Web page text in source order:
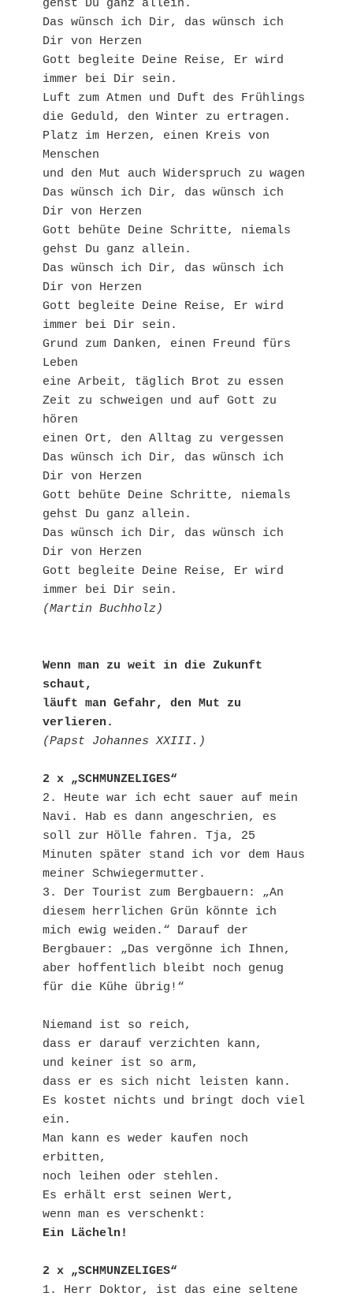
gehst Du ganz allein.
Das wünsch ich Dir, das wünsch ich
Dir von Herzen
Gott begleite Deine Reise, Er wird
immer bei Dir sein.
Luft zum Atmen und Duft des Frühlings
die Geduld, den Winter zu ertragen.
Platz im Herzen, einen Kreis von
Menschen
und den Mut auch Widerspruch zu wagen
Das wünsch ich Dir, das wünsch ich
Dir von Herzen
Gott behüte Deine Schritte, niemals
gehst Du ganz allein.
Das wünsch ich Dir, das wünsch ich
Dir von Herzen
Gott begleite Deine Reise, Er wird
immer bei Dir sein.
Grund zum Danken, einen Freund fürs
Leben
eine Arbeit, täglich Brot zu essen
Zeit zu schweigen und auf Gott zu
hören
einen Ort, den Alltag zu vergessen
Das wünsch ich Dir, das wünsch ich
Dir von Herzen
Gott behüte Deine Schritte, niemals
gehst Du ganz allein.
Das wünsch ich Dir, das wünsch ich
Dir von Herzen
Gott begleite Deine Reise, Er wird
(Martin Buchholz)
Wenn man zu weit in die Zukunft
schaut,
läuft man Gefahr, den Mut zu
verlieren.
(Papst Johannes XXIII.)
2 x „SCHMUNZELIGES“
2. Heute war ich echt sauer auf mein
Navi. Hab es dann angeschrien, es
soll zur Hölle fahren. Tja, 25
Minuten später stand ich vor dem Haus
meiner Schwiegermutter.
3. Der Tourist zum Bergbauern: „An
diesem herrlichen Grün könnte ich
mich ewig weiden.“ Darauf der
Bergbauer: „Das vergönne ich Ihnen,
aber hoffentlich bleibt noch genug
für die Kühe übrig!“
Niemand ist so reich,
dass er darauf verzichten kann,
und keiner ist so arm,
dass er es sich nicht leisten kann.
Es kostet nichts und bringt doch viel
ein.
Man kann es weder kaufen noch
erbitten,
noch leihen oder stehlen.
Es erhält erst seinen Wert,
Ein Lächeln!
2 x „SCHMUNZELIGES“
1. Herr Doktor, ist das eine seltene